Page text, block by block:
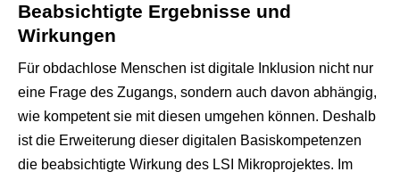
Beabsichtigte Ergebnisse und
Wirkungen
Für obdachlose Menschen ist digitale Inklusion nicht nur
eine Frage des Zugangs, sondern auch davon abhängig,
wie kompetent sie mit diesen umgehen können. Deshalb
ist die Erweiterung dieser digitalen Basiskompetenzen
die beabsichtigte Wirkung des LSI Mikroprojektes. Im